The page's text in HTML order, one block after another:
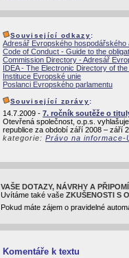
Související odkazy:
Adresář Evropského hospodářského
Code of Conduct - Guide to the
Commission Directory - Adresář
IDEA - The Electronic Directory of
Instituce Evropské unie
Poslanci Evropského parlamentu
Související zprávy:
14.7.2009 - 7. ročník soutěže o
Otevřená společnost, o.p.s.
republice za období září 2008 – září
kategorie: Právo na
VAŠE DOTAZY, NÁVRHY A
Uvítáme také vaše ZKUŠENOSTI S
Pokud máte zájem o pravidelné
Komentáře k textu